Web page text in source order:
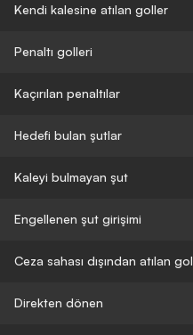
Kendi kalesine atılan goller
Penaltı golleri
Kaçırılan penaltılar
Hedefi bulan şutlar
Kaleyi bulmayan şut
Engellenen şut girişimi
Ceza sahası dışından atılan
Direkten dönen